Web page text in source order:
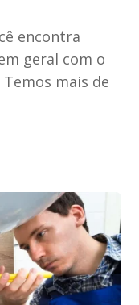
encontra
geral com o
mais de